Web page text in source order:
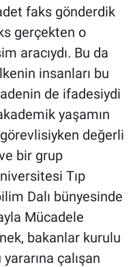
faks gönderdik
gerçekten o
aracıydı. Bu da
insanları bu
de ifadesiydi
yaşamın
değerli
bir grup
Tıp
Dalı bünyesinde
Mücadele
bakanlar kurulu
çalışan